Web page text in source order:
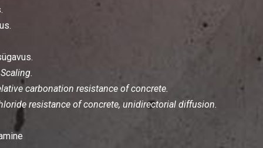
carbonation resistance of concrete.
resistance of concrete, unidirectorial diffusion.